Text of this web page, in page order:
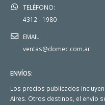
TELÉFONO:
4312 - 1980
EMAIL:
ventas@domec.com.ar
ENVÍOS:
Los precios publicados incluyen
Aires. Otros destinos, el envío